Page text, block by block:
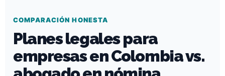
COMPARACIÓN HONESTA
Planes legales para
empresas en Colombia vs.